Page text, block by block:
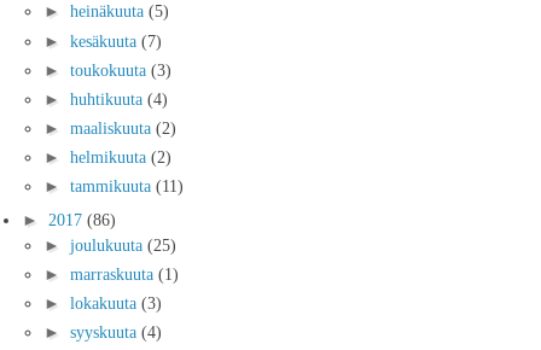
► heinäkuuta (5)
► kesäkuuta (7)
► toukokuuta (3)
► huhtikuuta (4)
► maaliskuuta (2)
► helmikuuta (2)
► tammikuuta (11)
► 2017 (86)
► joulukuuta (25)
► marraskuuta (1)
► lokakuuta (3)
► syyskuuta (4)